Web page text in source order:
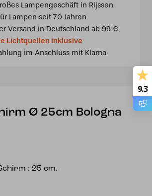
Lampengeschäft in Rijssen
Lampen seit 70 Jahren
Versand in Deutschland ab 99 €
Lichtquellen inklusive
im Anschluss mit Klarna
Ø 25cm Bologna
: 25 cm.
9.3